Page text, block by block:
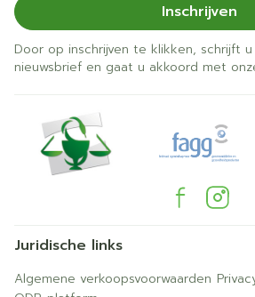
Inschrijven
Door op inschrijven te klikken, schrijft
nieuwsbrief en gaat u akkoord met
Juridische links
Algemene verkoopsvoorwaarden